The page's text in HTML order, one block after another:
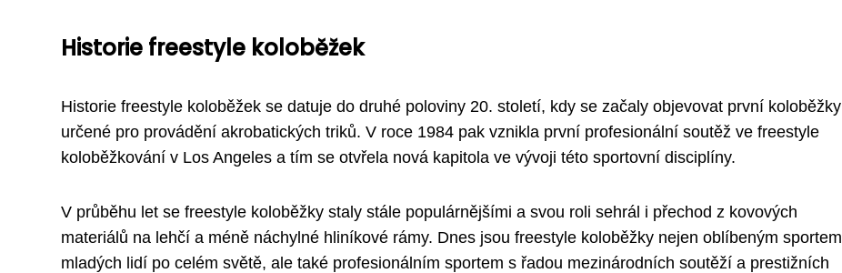
Historie freestyle koloběžek
Historie freestyle koloběžek se datuje do druhé poloviny 20. století, kdy se začaly objevovat první koloběžky
určené pro provádění akrobatických triků. V roce 1984 pak vznikla první profesionální soutěž ve freestyle
koloběžkování v Los Angeles a tím se otvřela nová kapitola ve vývoji této sportovní disciplíny.
V průběhu let se freestyle koloběžky staly stále populárnějšími a svou roli sehrál i přechod z kovových
materiálů na lehčí a méně náchylné hliníkové rámy. Dnes jsou freestyle koloběžky nejen oblíbeným sportem
mladých lidí po celém světě, ale také profesionálním sportem s řadou mezinárodních soutěží a prestižních